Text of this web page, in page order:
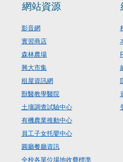
網站資源
影音網
實習商店
森林農場
興大市集
租屋資訊網
獸醫教學醫院
土壤調查試驗中心
有機農業推動中心
員工子女托嬰中心
圓廳餐廳資訊
全校各單位場地收費標準